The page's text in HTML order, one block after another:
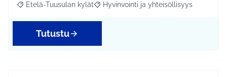
Rajaa tulokset aihepiirin mukaan: Etelä-Tuusulan kylät
Etelä-Tuusulan kylät Rajaa tulokset teeman mukaan:
Hyvinvointi ja yhteisöllisyys
Tutustu